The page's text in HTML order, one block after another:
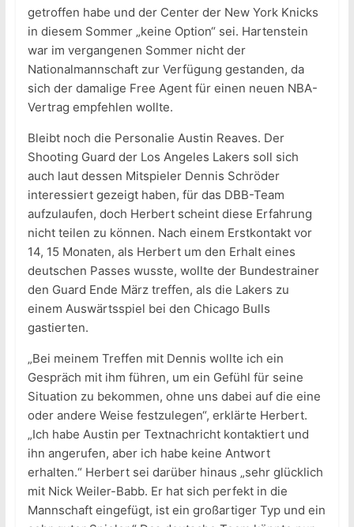
getroffen habe und der Center der New York Knicks
in diesem Sommer „keine Option“ sei. Hartenstein
war im vergangenen Sommer nicht der
Nationalmannschaft zur Verfügung gestanden, da
sich der damalige Free Agent für einen neuen NBA-
Vertrag empfehlen wollte.
Bleibt noch die Personalie Austin Reaves. Der
Shooting Guard der Los Angeles Lakers soll sich
auch laut dessen Mitspieler Dennis Schröder
interessiert gezeigt haben, für das DBB-Team
aufzulaufen, doch Herbert scheint diese Erfahrung
nicht teilen zu können. Nach einem Erstkontakt vor
14, 15 Monaten, als Herbert um den Erhalt eines
deutschen Passes wusste, wollte der Bundestrainer
den Guard Ende März treffen, als die Lakers zu
einem Auswärtsspiel bei den Chicago Bulls
gastierten.
„Bei meinem Treffen mit Dennis wollte ich ein
Gespräch mit ihm führen, um ein Gefühl für seine
Situation zu bekommen, ohne uns dabei auf die eine
oder andere Weise festzulegen“, erklärte Herbert.
„Ich habe Austin per Textnachricht kontaktiert und
ihn angerufen, aber ich habe keine Antwort
erhalten.“ Herbert sei darüber hinaus „sehr glücklich
mit Nick Weiler-Babb. Er hat sich perfekt in die
Mannschaft eingefügt, ist ein großartiger Typ und ein